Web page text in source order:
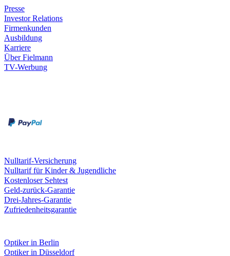
Presse
Investor Relations
Firmenkunden
Ausbildung
Karriere
Über Fielmann
TV-Werbung
Nulltarif-Versicherung
Nulltarif für Kinder & Jugendliche
Kostenloser Sehtest
Geld-zurück-Garantie
Drei-Jahres-Garantie
Zufriedenheitsgarantie
Optiker in Berlin
Optiker in Düsseldorf